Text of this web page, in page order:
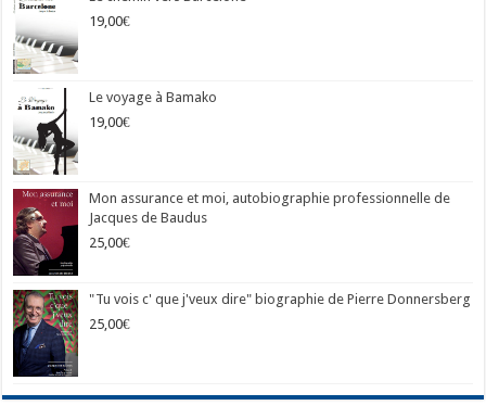
19,00€
Le voyage à Bamako
19,00€
Mon assurance et moi, autobiographie professionnelle de
Jacques de Baudus
25,00€
"Tu vois c' que j'veux dire" biographie de Pierre Donnersberg
25,00€